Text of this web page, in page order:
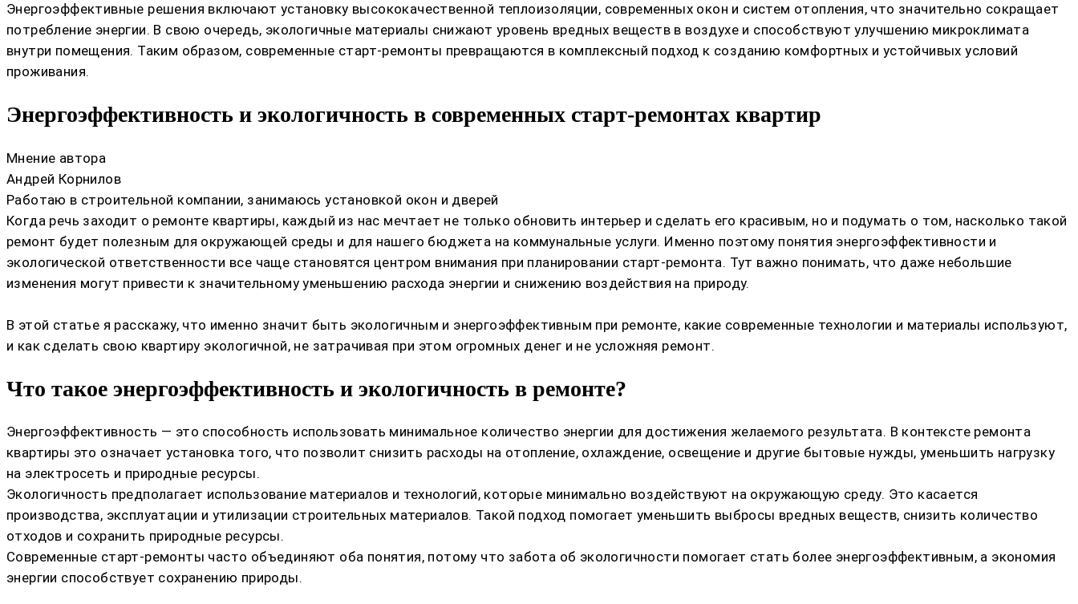
Энергоэффективные решения включают установку высококачественной теплоизоляции, современных окон и систем отопления, что значительно сокращает
потребление энергии. В свою очередь, экологичные материалы снижают уровень вредных веществ в воздухе и способствуют улучшению микроклимата
внутри помещения. Таким образом, современные старт-ремонты превращаются в комплексный подход к созданию комфортных и устойчивых условий
проживания.
Энергоэффективность и экологичность в современных старт-ремонтах квартир
Мнение автора
Андрей Корнилов
Работаю в строительной компании, занимаюсь установкой окон и дверей
Когда речь заходит о ремонте квартиры, каждый из нас мечтает не только обновить интерьер и сделать его красивым, но и подумать о том, насколько такой
ремонт будет полезным для окружающей среды и для нашего бюджета на коммунальные услуги. Именно поэтому понятия энергоэффективности и
экологической ответственности все чаще становятся центром внимания при планировании старт-ремонта. Тут важно понимать, что даже небольшие
изменения могут привести к значительному уменьшению расхода энергии и снижению воздействия на природу.
В этой статье я расскажу, что именно значит быть экологичным и энергоэффективным при ремонте, какие современные технологии и материалы используют,
и как сделать свою квартиру экологичной, не затрачивая при этом огромных денег и не усложняя ремонт.
Что такое энергоэффективность и экологичность в ремонте?
Энергоэффективность — это способность использовать минимальное количество энергии для достижения желаемого результата. В контексте ремонта
квартиры это означает установка того, что позволит снизить расходы на отопление, охлаждение, освещение и другие бытовые нужды, уменьшить нагрузку
на электросеть и природные ресурсы.
Экологичность предполагает использование материалов и технологий, которые минимально воздействуют на окружающую среду. Это касается
производства, эксплуатации и утилизации строительных материалов. Такой подход помогает уменьшить выбросы вредных веществ, снизить количество
отходов и сохранить природные ресурсы.
Современные старт-ремонты часто объединяют оба понятия, потому что забота об экологичности помогает стать более энергоэффективным, а экономия
энергии способствует сохранению природы.